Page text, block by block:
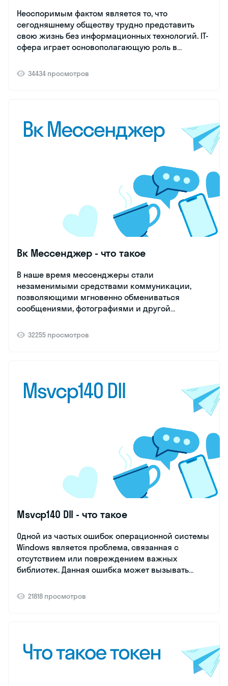
Неоспоримым фактом является то, что
сегодняшнему обществу трудно представить
свою жизнь без информационных технологий. IT-
сфера играет основополагающую роль в
работу, образование, коммуникацию и
развлечения.
34434 просмотров
Вк Мессенджер - что такое
В наше время мессенджеры стали
незаменимыми средствами коммуникации,
позволяющими мгновенно обмениваться
сообщениями, фотографиями и другой
разнообразия мессенджеров на рынке, VK
приложение занимает особое место. VK
ближнего зарубежья.
32255 просмотров
Msvcp140 Dll - что такое
Одной из частых ошибок операционной системы
Windows является проблема, связанная с
отсутствием или повреждением важных
библиотек. Данная ошибка может вызывать
игр, требующих присутствия определенных
библиотечных файлов. Исправление подобных
21818 просмотров